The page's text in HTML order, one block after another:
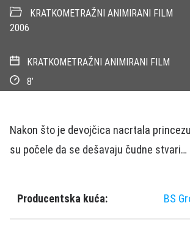
KRATKOMETRAŽNI ANIMIRANI FILM
2006
KRATKOMETRAŽNI ANIMIRANI FILM
8’
Nakon što je devojčica nacrtala
su počele da se dešavaju čudne stvari…
Producentska kuća: BS